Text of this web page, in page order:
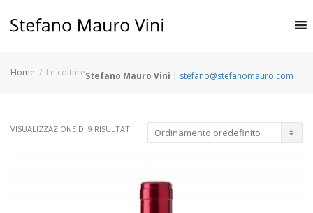
Home Le coltureStefano Mauro Vini | stefano@stefanomauro.com
VISUALIZZAZIONE DI 9 RISULTATI